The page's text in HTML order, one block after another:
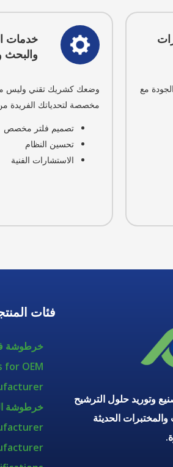
مع
خدمات
والبحث
وضعك كشريك تقني وليس
مخصصة لتحدياتك الفريدة
تصميم فلتر مخصص
تحسين النظام
الاستشارات الفنية
وتوريد حلول الترشيح
الحديثة
فئات
خرطوشة
for OEM
خرطوشة